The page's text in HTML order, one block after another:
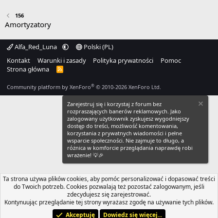
156
Amortyzatory
Alfa_Red_Luna
Polski (PL)
Kontakt
Warunki i zasady Polityka prywatności
Pomoc
Strona główna
R
Community platform by XenForo® © 2010-2026 XenForo Ltd.
Zarejestruj się i korzystaj z forum bez
rozpraszających banerów reklamowych. Jako
zalogowany użytkownik zyskujesz wygodniejszy
dostęp do treści, możliwość komentowania,
korzystania z prywatnych wiadomości i pełne
wsparcie społeczności. Nie zajmuje to długo, a
różnica w komforcie przeglądania naprawdę robi
wrażenie! 💡🎉
Ta strona używa plików cookies, aby pomóc personalizować i dopasować treści
do Twoich potrzeb. Cookies pozwalają też pozostać zalogowanym, jeśli
zdecydujesz się zarejestrować.
Kontynuując przeglądanie tej strony wyrażasz zgodę na używanie tych plików.
Akceptuję
Dowiedz się więcej...